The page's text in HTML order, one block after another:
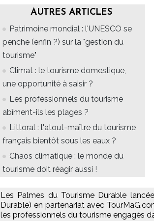
AUTRES ARTICLES
Patrimoine mondial : l'UNESCO se
penche (enfin ?) sur la "gestion du
tourisme"
Climat : le tourisme domestique,
une opportunité à saisir ?
Les professionnels du tourisme
abîment-ils les plages ?
Littoral : l'atout-maître du tourisme
français bientôt sous les eaux ?
Chaos climatique : le monde du
tourisme doit réagir aussi !
Les Palmes du Tourisme Durable
Durable) en partenariat avec
les professionnels du tourisme engagés